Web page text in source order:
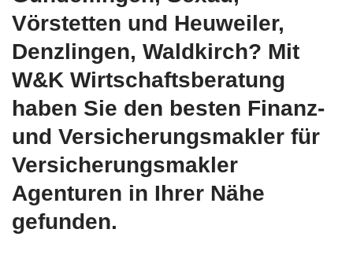
Vörstetten und Heuweiler,
Denzlingen, Waldkirch? Mit
W&K Wirtschaftsberatung
haben Sie den besten Finanz-
und Versicherungsmakler für
Versicherungsmakler
Agenturen in Ihrer Nähe
gefunden.